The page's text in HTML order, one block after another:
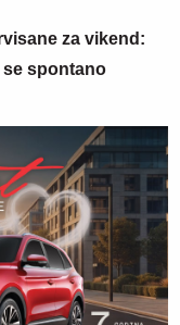
za vikend:
spontano